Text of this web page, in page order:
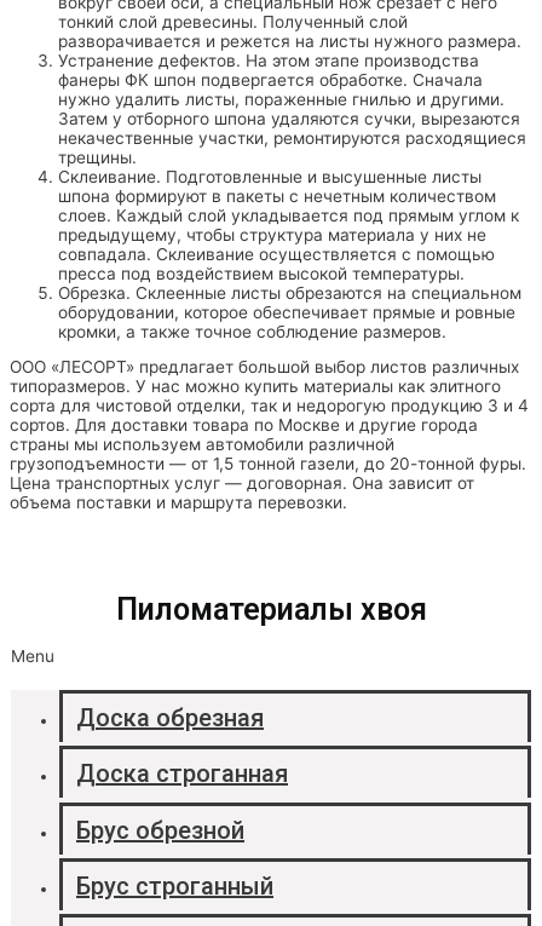
Пиломатериалы хвоя
Menu
Доска обрезная
Доска строганная
Брус обрезной
Брус строганный
тонкий слой древесины. Полученный слой
разворачивается и режется на листы нужного размера.
Устранение дефектов. На этом этапе производства
фанеры ФК шпон подвергается обработке. Сначала
нужно удалить листы, пораженные гнилью и другими.
Затем у отборного шпона удаляются сучки, вырезаются
некачественные участки, ремонтируются расходящиеся
трещины.
Склеивание. Подготовленные и высушенные листы
шпона формируют в пакеты с нечетным количеством
слоев. Каждый слой укладывается под прямым углом к
предыдущему, чтобы структура материала у них не
совпадала. Склеивание осуществляется с помощью
пресса под воздействием высокой температуры.
Обрезка. Склеенные листы обрезаются на специальном
оборудовании, которое обеспечивает прямые и ровные
кромки, а также точное соблюдение размеров.
ООО «ЛЕСОРТ» предлагает большой выбор листов различных
типоразмеров. У нас можно купить материалы как элитного
сорта для чистовой отделки, так и недорогую продукцию 3 и 4
сортов. Для доставки товара по Москве и другие города
страны мы используем автомобили различной
грузоподъемности — от 1,5 тонной газели, до 20-тонной фуры.
Цена транспортных услуг — договорная. Она зависит от
объема поставки и маршрута перевозки.